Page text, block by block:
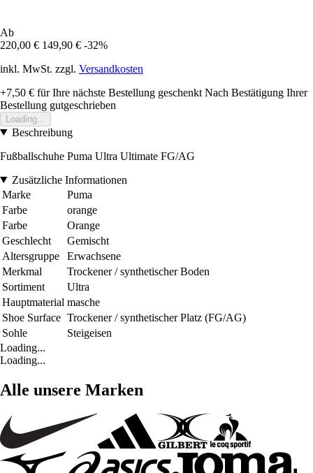
Ab
220,00 € 149,90 € -32%
inkl. MwSt. zzgl. Versandkosten
+7,50 € für Ihre nächste Bestellung geschenkt Nach Bestätigung Ihrer
Bestellung gutgeschrieben
Loading...
Beschreibung
Fußballschuhe Puma Ultra Ultimate FG/AG
Zusätzliche Informationen
Marke
Puma
Farbe
orange
Farbe
Orange
Geschlecht
Gemischt
Altersgruppe
Erwachsene
Merkmal
Trockener / synthetischer Boden
Sortiment
Ultra
Hauptmaterial masche
Shoe Surface Trockener / synthetischer Platz (FG/AG)
Sohle
Steigeisen
Loading...
Loading...
Alle unsere Marken